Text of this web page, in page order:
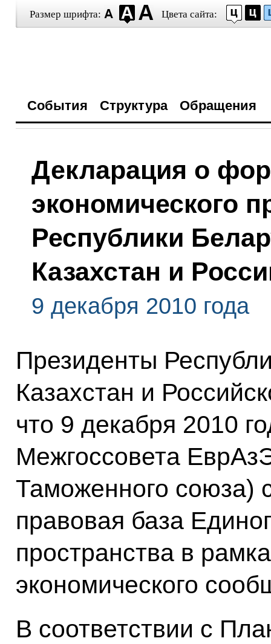
Размер шрифта: Цвета сайта:
События Структура Обращения
Декларация о
экономического
Республики
Казахстан и
9 декабря 2010 года
Президенты
Казахстан и
что 9 декабря 2010
Межгоссовета
Таможенного союза)
правовая база
пространства в
экономического
В соответствии с